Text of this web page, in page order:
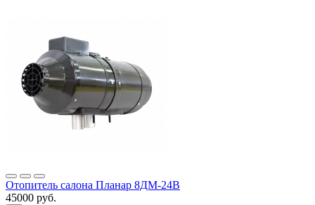
Отопитель салона Планар 8ДМ-24В
45000 руб.